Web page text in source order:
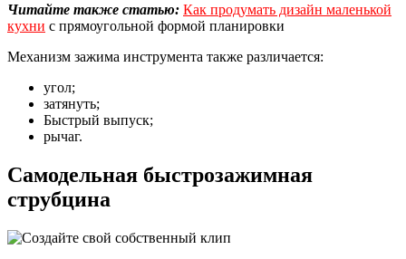
Читайте также статью: Как продумать дизайн маленькой
кухни с прямоугольной формой планировки
Механизм зажима инструмента также различается:
угол;
затянуть;
Быстрый выпуск;
рычаг.
Самодельная быстрозажимная
струбцина